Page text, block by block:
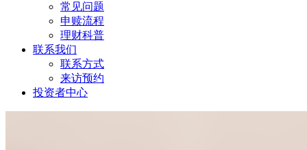
常见问题
申赎流程
理财科普
联系我们
联系方式
来访预约
投资者中心